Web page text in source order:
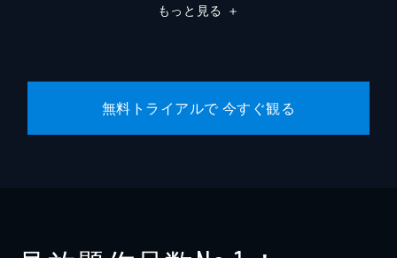
もっと見る ＋
無料トライアルで 今すぐ観る